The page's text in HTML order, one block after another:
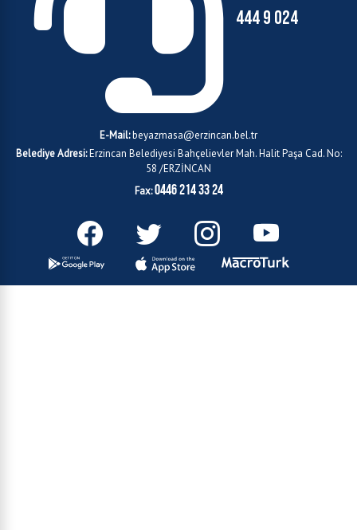
444 9 024
E-Mail:beyazmasa@erzincan.bel.tr
Belediye Adresi:Erzincan Belediyesi Bahçelievler Mah. Halit Paşa Cad. No:
58 /ERZİNCAN
Fax:0446 214 33 24